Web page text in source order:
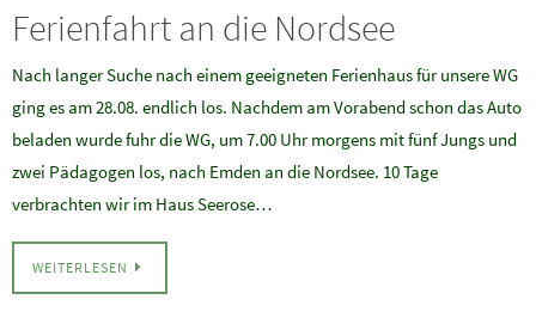
Ferienfahrt an die Nordsee
Nach langer Suche nach einem geeigneten Ferienhaus für unsere WG
ging es am 28.08. endlich los. Nachdem am Vorabend schon das Auto
beladen wurde fuhr die WG, um 7.00 Uhr morgens mit fünf Jungs und
zwei Pädagogen los, nach Emden an die Nordsee. 10 Tage
verbrachten wir im Haus Seerose…
WEITERLESEN